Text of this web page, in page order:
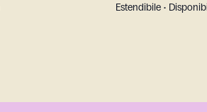
Estendibile •